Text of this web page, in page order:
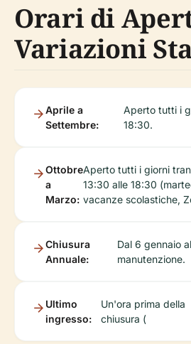
Orari di
Variazioni
Aprile a
Settembre:
Aperto tutti i
18:30.
Ottobre
a
Marzo:
Aperto tutti i giorni
13:30 alle 18:30
vacanze scolastiche,
Chiusura
Annuale:
Dal 6 gennaio
manutenzione.
Ultimo
ingresso:
Un'ora prima della
chiusura (